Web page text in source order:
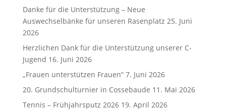
Danke für die Unterstützung – Neue
Auswechselbänke für unseren Rasenplatz 25. Juni
2026
Herzlichen Dank für die Unterstützung unserer C-
Jugend 16. Juni 2026
„Frauen unterstützen Frauen“ 7. Juni 2026
20. Grundschulturnier in Cossebaude 11. Mai 2026
Tennis – Frühjahrsputz 2026 19. April 2026